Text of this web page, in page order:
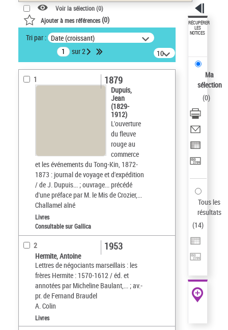
Voir la sélection (0)
Ajouter à mes références(0)
Tri par : Date (croissant)
sur 2
10
résultats/page
1
Dupuis,
Jean
(1829-
1912)
L'ouverture
du fleuve
rouge au
commerce
et les événements du Tong-Kin, 1872-
1873 : journal de voyage et d'expédition
/ de J. Dupuis... ; ouvrage... précédé
d'une préface par M. le Mis de Crozier,...
Challamel aîné
1879
Livres
Consultable sur Gallica
2
Hermite, Antoine
Lettres de négociants marseillais : les
frères Hermite : 1570-1612 / éd. et
annotées par Micheline Baulant,... ; av.-
pr. de Fernand Braudel
A. Colin
1953
Livres
RÉCUPÉRER
LES
NOTICES
Ma
sélection
(0)
Tous les
résultats
(14)